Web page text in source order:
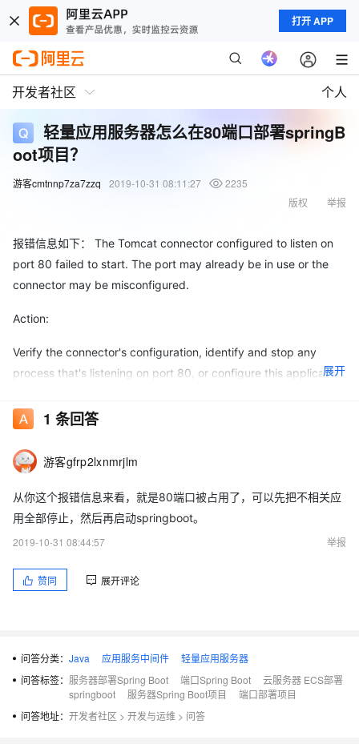
打开 APP
开发者社区 个人
轻量应用服务器怎么在80端口部署springB
oot项目？
游客cmtnnp7za7zzq 2019-10-31 08:11:27
2235
举报
版权
报错信息如下： The Tomcat connector configured to listen on
port 80 failed to start. The port may already be in use or the
connector may be misconfigured.
Action:
Verify the connector's configuration, identify and stop any
process that's listening on port 80, or configure this application
展开
1 条回答
游客gfrp2lxnmrjlm
从你这个报错信息来看，就是80端口被占用了，可以先把不相关应
用全部停止，然后再启动springboot。
2019-10-31 08:44:57
举报
赞同 展开评论
问答分类： Java 应用服务中间件
轻量应用服务器
问答标签： 服务器部署Spring Boot 端口Spring Boot
云服务器 ECS部署
springboot
服务器Spring Boot项目
端口部署项目
问答地址： 开发者社区 > 开发与运维 > 问答